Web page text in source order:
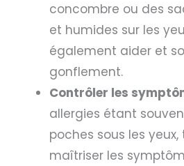
concombre ou des
et humides sur les
également aider et
gonflement.
Contrôler les
allergies étant
poches sous les
maîtriser les